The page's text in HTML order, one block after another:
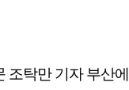
조탁만 기자 부산